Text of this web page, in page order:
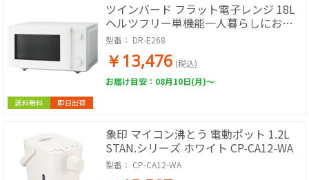
送料無料 即日出荷
ツインバード フラット電子レンジ 18L
ヘルツフリー単機能一人暮らしにお勧
め
型番： DR-E268
￥13,476 (税込)
お届け目安：08月10日(月)～
象印 マイコン沸とう 電動ポット 1.2L
STAN.シリーズ ホワイト CP-CA12-WA
型番： CP-CA12-WA